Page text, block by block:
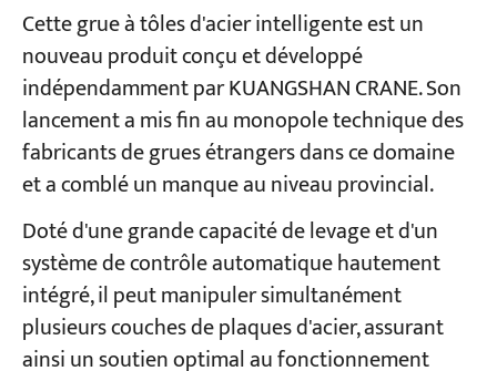
Cette grue à tôles d'acier intelligente est un
nouveau produit conçu et développé
indépendamment par KUANGSHAN CRANE. Son
lancement a mis fin au monopole technique des
fabricants de grues étrangers dans ce domaine
et a comblé un manque au niveau provincial.
Doté d'une grande capacité de levage et d'un
système de contrôle automatique hautement
intégré, il peut manipuler simultanément
plusieurs couches de plaques d'acier, assurant
ainsi un soutien optimal au fonctionnement